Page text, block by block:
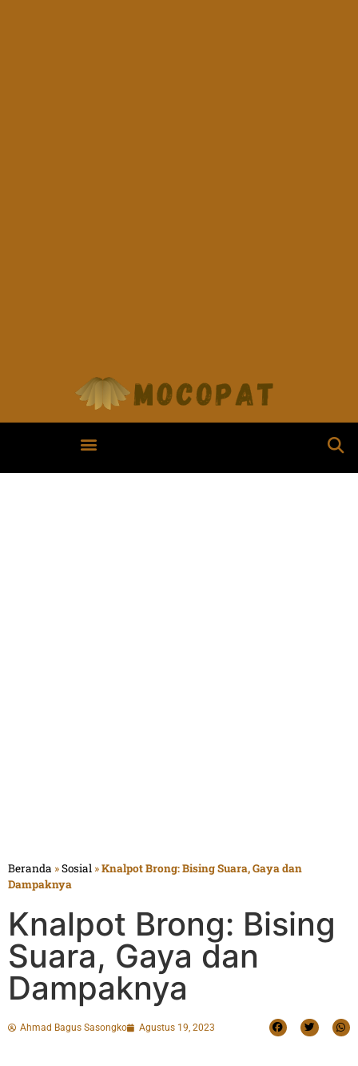
Beranda »Sosial »Knalpot Brong: Bising Suara, Gaya dan
Dampaknya
Knalpot Brong: Bising
Suara, Gaya dan
Dampaknya
Ahmad Bagus Sasongko Agustus 19, 2023